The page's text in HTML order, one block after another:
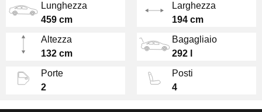
in grado di lanciare la Portofino da 0 a 100
È un motore potente e ricco di coppia, ma che
allunga con la progressione di un aspirato, con
una colonna sonora da vera Ferrari. Il cambio
Lunghezza
459 cm
Larghezza
194 cm
Altezza
132 cm
Bagagliaio
292 l
Porte
2
Posti
4